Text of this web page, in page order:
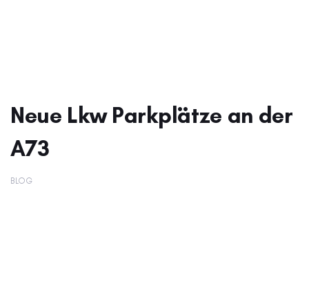
Neue Lkw Parkplätze an der
A73
BLOG